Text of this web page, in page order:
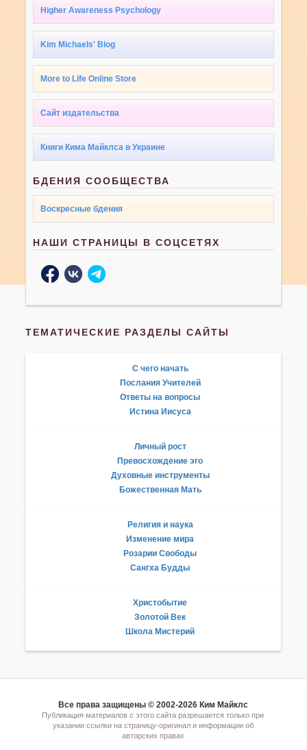
Higher Awareness Psychology
Kim Michaels' Blog
More to Life Online Store
Сайт издательства
Книги Кима Майклса в Украине
БДЕНИЯ СООБЩЕСТВА
Воскресные бдения
НАШИ СТРАНИЦЫ В СОЦСЕТЯХ
ТЕМАТИЧЕСКИЕ РАЗДЕЛЫ САЙТЫ
С чего начать
Послания Учителей
Ответы на вопросы
Истина Иисуса
Личный рост
Превосхождение эго
Духовные инструменты
Божественная Мать
Религия и наука
Изменение мира
Розарии Свободы
Сангха Будды
Христобытие
Золотой Век
Школа Мистерий
Все права защищены © 2002-2026 Ким Майклс
Публикация материалов с этого сайта разрешается только при
указании ссылки на страницу-оригинал и информации об
авторских правах